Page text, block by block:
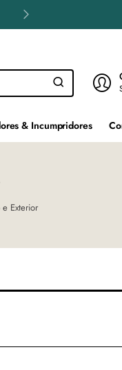
& Incumpridores
e Exterior